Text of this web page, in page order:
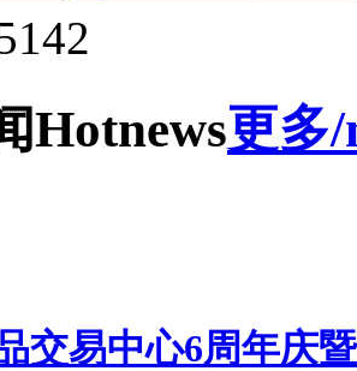
Hotnews更多
交易中心6周年庆